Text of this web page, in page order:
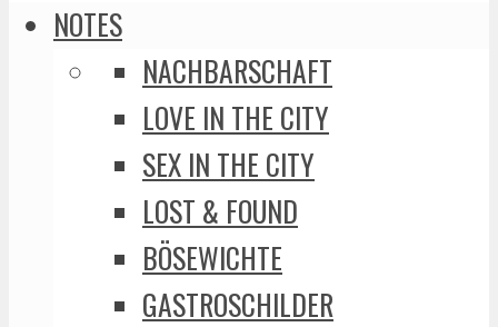
NOTES
NACHBARSCHAFT
LOVE IN THE CITY
SEX IN THE CITY
LOST & FOUND
BÖSEWICHTE
GASTROSCHILDER